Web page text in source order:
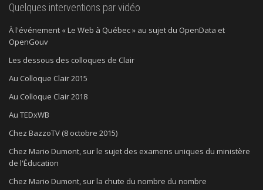
Quelques interventions par vidéo
À l'événement « Le Web à Québec » au sujet du OpenData et
OpenGouv
Les dessous des colloques de Clair
Au Colloque Clair 2015
Au Colloque Clair 2018
Au TEDxWB
Chez BazzoTV (8 octobre 2015)
Chez Mario Dumont, sur le sujet des examens uniques du ministère
de l'Éducation
Chez Mario Dumont, sur la chute du nombre du nombre